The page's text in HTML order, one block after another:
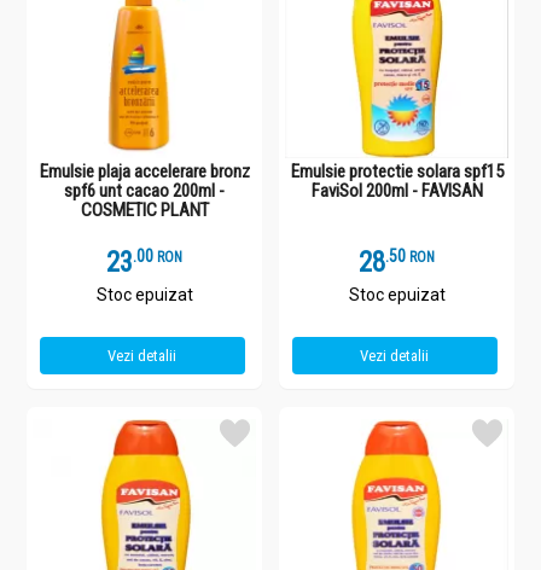
Emulsie plaja accelerare bronz
spf6 unt cacao 200ml -
COSMETIC PLANT
23.0 RON
Stoc epuizat
Vezi detalii
Emulsie protectie solara spf15
FaviSol 200ml - FAVISAN
28.5 RON
Stoc epuizat
Vezi detalii